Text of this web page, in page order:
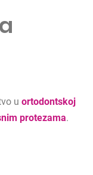
u ortodontskoj
protezama.